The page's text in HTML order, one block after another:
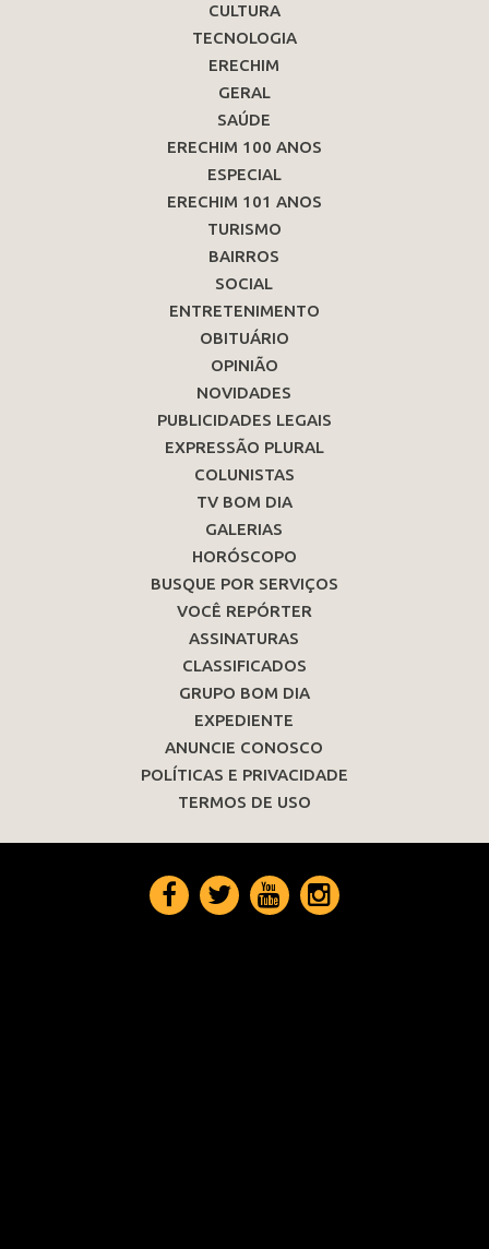
CULTURA
TECNOLOGIA
ERECHIM
GERAL
SAÚDE
ERECHIM 100 ANOS
ESPECIAL
ERECHIM 101 ANOS
TURISMO
BAIRROS
SOCIAL
ENTRETENIMENTO
OBITUÁRIO
OPINIÃO
NOVIDADES
PUBLICIDADES LEGAIS
EXPRESSÃO PLURAL
COLUNISTAS
TV BOM DIA
GALERIAS
HORÓSCOPO
BUSQUE POR SERVIÇOS
VOCÊ REPÓRTER
ASSINATURAS
CLASSIFICADOS
GRUPO BOM DIA
EXPEDIENTE
ANUNCIE CONOSCO
POLÍTICAS E PRIVACIDADE
TERMOS DE USO